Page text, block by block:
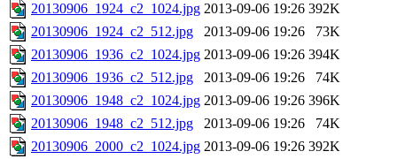
20130906_1924_c2_1024.jpg 2013-09-06 19:26 392K
20130906_1924_c2_512.jpg
2013-09-06 19:26
73K
20130906_1936_c2_1024.jpg 2013-09-06 19:26 394K
20130906_1936_c2_512.jpg
2013-09-06 19:26
74K
20130906_1948_c2_1024.jpg 2013-09-06 19:26 396K
20130906_1948_c2_512.jpg
2013-09-06 19:26
74K
20130906_2000_c2_1024.jpg 2013-09-06 19:26 392K